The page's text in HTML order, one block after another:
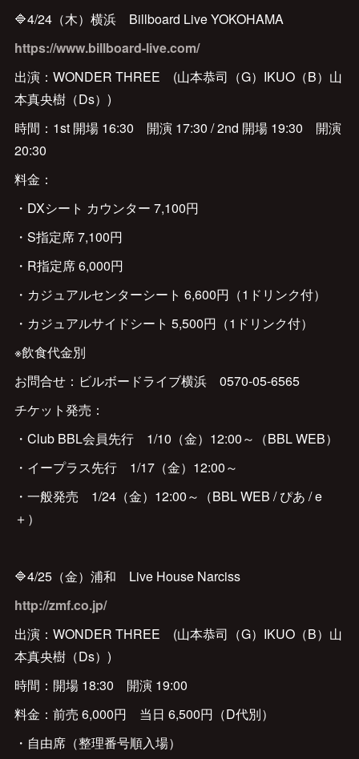
🔷4/24（木）横浜 Billboard Live YOKOHAMA
https://www.billboard-live.com/
出演：WONDER THREE (山本恭司（G）IKUO（B）山
本真央樹（Ds）)
時間：1st 開場 16:30 開演 17:30 / 2nd 開場 19:30 開演
20:30
料金：
・DXシート カウンター 7,100円
・S指定席 7,100円
・R指定席 6,000円
・カジュアルセンターシート 6,600円（1ドリンク付）
・カジュアルサイドシート 5,500円（1ドリンク付）
※飲食代金別
お問合せ：ビルボードライブ横浜 0570-05-6565
チケット発売：
・Club BBL会員先行 1/10（金）12:00～（BBL WEB）
・イープラス先行 1/17（金）12:00～
・一般発売 1/24（金）12:00～（BBL WEB / ぴあ / e
＋）
🔷4/25（金）浦和 Live House Narciss
http://zmf.co.jp/
出演：WONDER THREE (山本恭司（G）IKUO（B）山
本真央樹（Ds）)
時間：開場 18:30 開演 19:00
料金：前売 6,000円 当日 6,500円（D代別）
・自由席（整理番号順入場）